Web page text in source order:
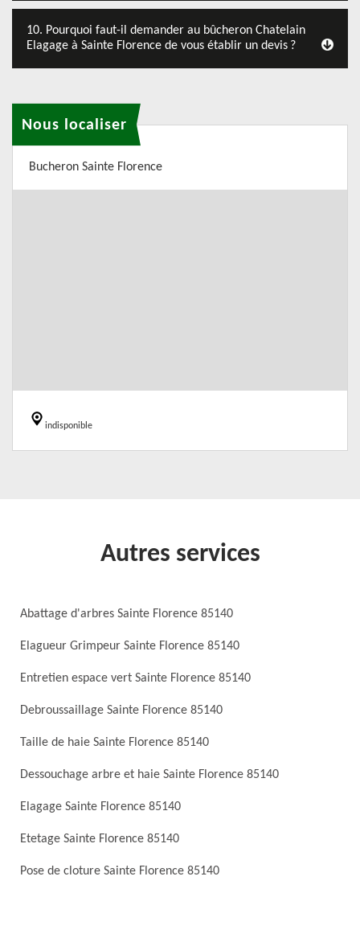
10. Pourquoi faut-il demander au bûcheron Chatelain
Elagage à Sainte Florence de vous établir un devis ?
Nous localiser
Bucheron Sainte Florence
indisponible
Autres services
Abattage d'arbres Sainte Florence 85140
Elagueur Grimpeur Sainte Florence 85140
Entretien espace vert Sainte Florence 85140
Debroussaillage Sainte Florence 85140
Taille de haie Sainte Florence 85140
Dessouchage arbre et haie Sainte Florence 85140
Elagage Sainte Florence 85140
Etetage Sainte Florence 85140
Pose de cloture Sainte Florence 85140